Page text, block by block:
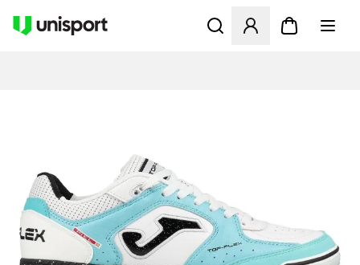
Åbner en Modal til at